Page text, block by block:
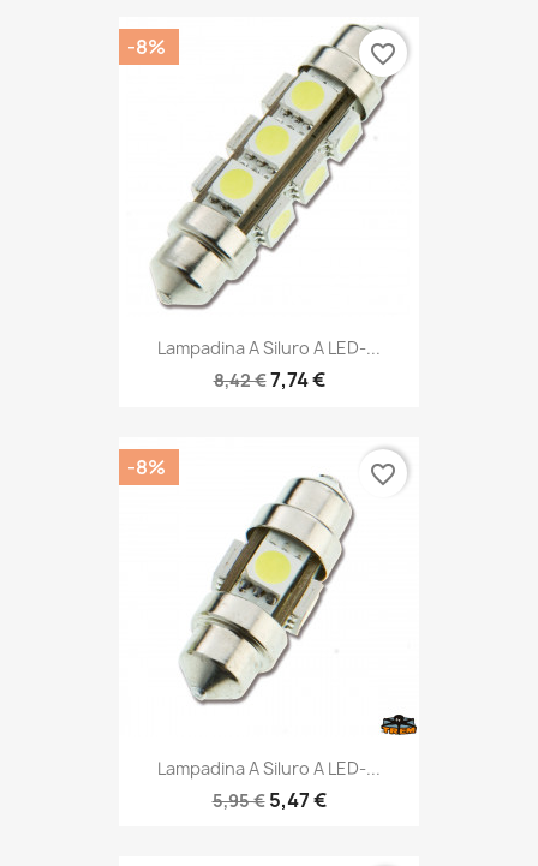
Lampadina A Siluro A LED-...
8,42 €7,74 €
-8% favorite_border
Lampadina A Siluro A LED-...
5,95 € 5,47 €
-8% favorite_border